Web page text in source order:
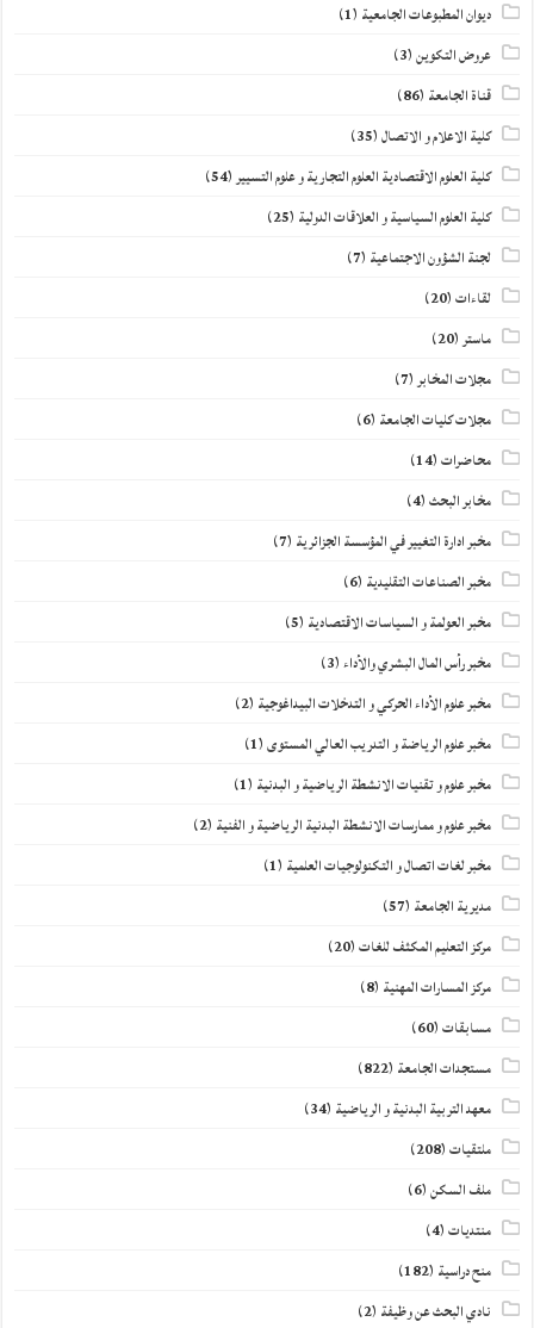
ديوان المطبوعات الجامعية (1)
عروض التكوين(3)
قناة الجامعة (86)
كلية الاعلام و الاتصال(35)
كلية العلوم الاقتصادية العلوم التجارية و علوم التسيير(54)
كلية العلوم السياسية و العلاقات الدولية (25)
لجنة الشؤون الاجتماعية (7)
لقاءات(20)
ماستر(20)
مجلات المخابر(7)
مجلات كليات الجامعة (6)
محاضرات(14)
مخابر البحث(4)
مخبر ادارة التغيير في المؤسسة الجزائرية (7)
مخبر الصناعات التقليدية (6)
مخبر العولمة و السياسات الاقتصادية (5)
مخبر رأس المال البشري والأداء(3)
مخبر علوم الأداء الحركي و التدخلات البيداغوجية (2)
مخبر علوم الرياضة و التدريب العالي المستوى(1)
مخبر علوم و تقنيات الانشطة الرياضية و البدنية (1)
مخبر علوم و ممارسات الانشطة البدنية الرياضية و الفنية (2)
مخبر لغات اتصال و التكنولوجيات العلمية (1)
مديرية الجامعة (57)
مركز التعليم المكثف للغات(20)
مركز المسارات المهنية (8)
مسابقات(60)
مستجدات الجامعة (822)
معهد التربية البدنية و الرياضية (34)
ملتقيات(208)
ملف السكن(6)
منتديات(4)
منح دراسية (182)
نادي البحث عن وظيفة (2)